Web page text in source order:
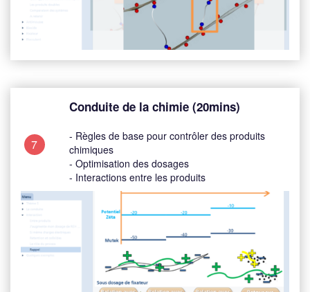
7
Conduite de la chimie (20mins)
- Règles de base pour contrôler des produits
chimiques
- Optimisation des dosages
- Interactions entre les produits